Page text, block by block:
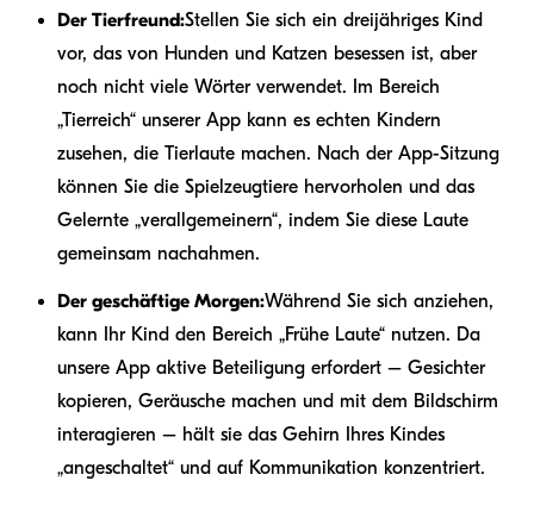
Der Tierfreund:Stellen Sie sich ein dreijähriges Kind
vor, das von Hunden und Katzen besessen ist, aber
noch nicht viele Wörter verwendet. Im Bereich
„Tierreich“ unserer App kann es echten Kindern
zusehen, die Tierlaute machen. Nach der App-Sitzung
können Sie die Spielzeugtiere hervorholen und das
Gelernte „verallgemeinern“, indem Sie diese Laute
gemeinsam nachahmen.
Der geschäftige Morgen:Während Sie sich anziehen,
kann Ihr Kind den Bereich „Frühe Laute“ nutzen. Da
unsere App aktive Beteiligung erfordert – Gesichter
kopieren, Geräusche machen und mit dem Bildschirm
interagieren – hält sie das Gehirn Ihres Kindes
„angeschaltet“ und auf Kommunikation konzentriert.